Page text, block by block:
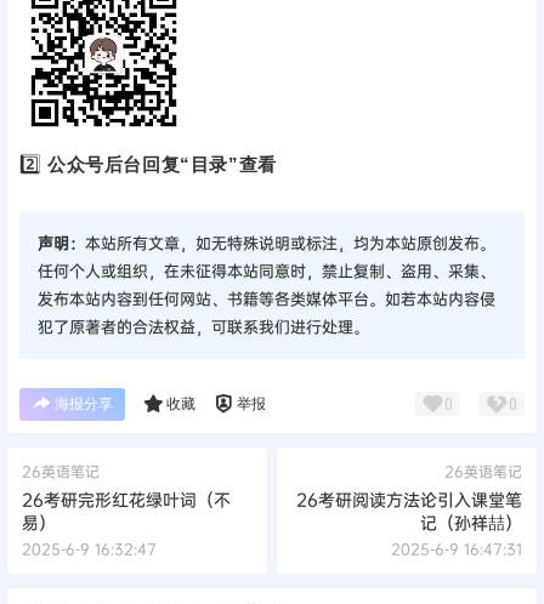
2️⃣公众号后台回复“目录”查看
声明： 本站所有文章，如无特殊说明或标注，均为本站原创发布。
任何个人或组织，在未征得本站同意时，禁止复制、盗用、采集、
发布本站内容到任何网站、书籍等各类媒体平台。如若本站内容侵
犯了原著者的合法权益，可联系我们进行处理。
海报分享 收藏 举报 0 0
26英语笔记
26考研完形红花绿叶词（不
易）
2025-6-9 16:32:47
26英语笔记
26考研阅读方法论引入课堂笔
记（孙祥喆）
2025-6-9 16:47:31